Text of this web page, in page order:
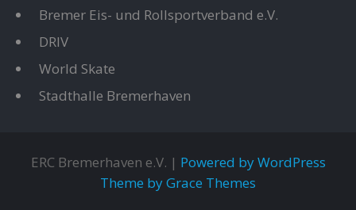
Bremer Eis- und Rollsportverband e.V.
DRIV
World Skate
Stadthalle Bremerhaven
ERC Bremerhaven e.V. | Powered by WordPress
Theme by Grace Themes